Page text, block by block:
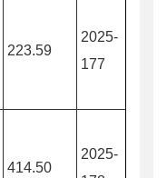
223.59
2025-
177
414.50
2025-